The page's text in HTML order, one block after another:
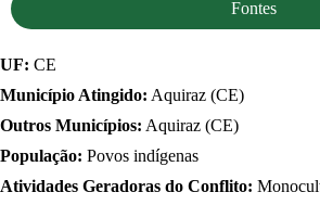
Fontes
UF: CE
Município Atingido: Aquiraz (CE)
Outros Municípios: Aquiraz (CE)
População: Povos indígenas
Atividades Geradoras do Conflito: